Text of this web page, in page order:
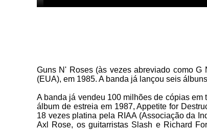
Guns N' Roses (às vezes abreviado como
(EUA), em 1985. A banda já lançou seis
A banda já vendeu 100 milhões de cópias
álbum de estreia em 1987, Appetite for
18 vezes platina pela RIAA (Associação da
Axl Rose, os guitarristas Slash e Richard